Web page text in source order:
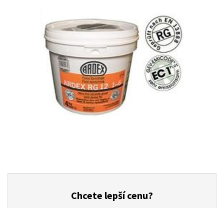
Chcete lepší cenu?